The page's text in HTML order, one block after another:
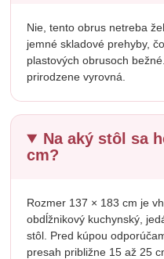
Nie, tento obrus netreba
jemné skladové prehyby,
plastových obrusoch
prirodzene vyrovná.
Na aký stôl sa
cm?
Rozmer 137 × 183 cm je
obdĺžnikový kuchynský,
stôl. Pred kúpou
presah približne 15 až 25